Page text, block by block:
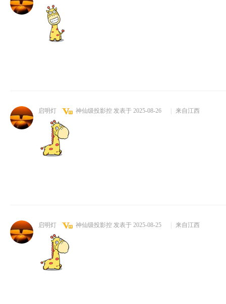
启明灯 神仙级投影控 发表于 2025-08-26 来自江西
启明灯 神仙级投影控 发表于 2025-08-25 来自江西